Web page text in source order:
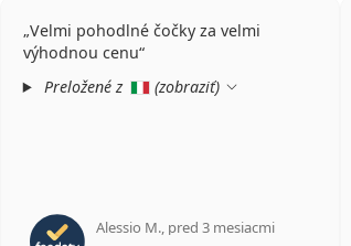
Velmi pohodlné čočky za velmi
výhodnou cenu
Preložené z
(zobraziť)
Alessio M., pred 3 mesiacmi